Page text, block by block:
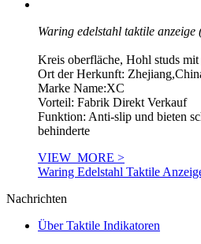
Waring edelstahl taktile
Kreis oberfläche, Hohl studs mit
Ort der Herkunft:
Marke Name:XC
Vorteil: Fabrik Direkt Verkauf
Funktion: Anti-slip und bieten
behinderte
VIEW_MORE >
Waring Edelstahl Taktile
Nachrichten
Über Taktile Indikatoren